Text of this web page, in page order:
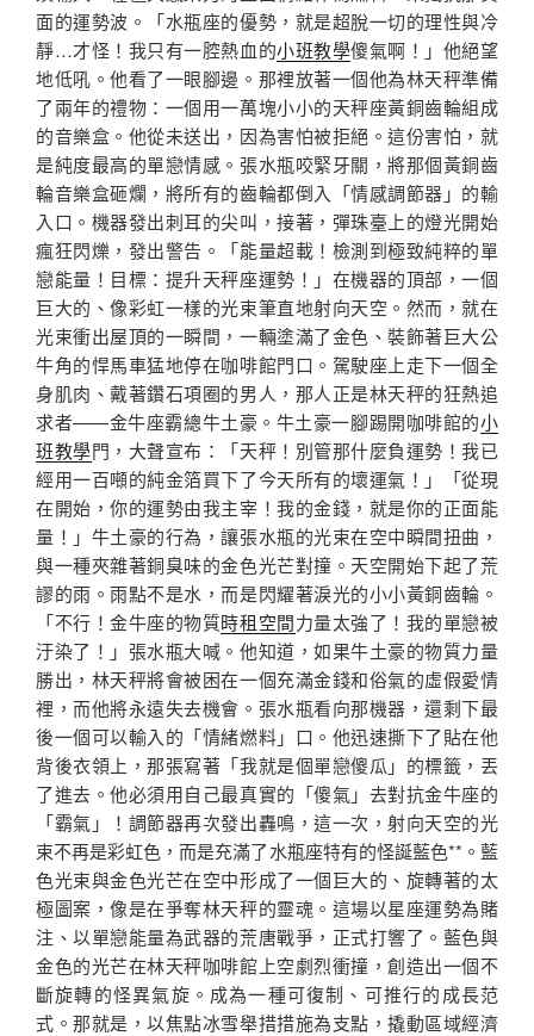
面的運勢波。「水瓶座的優勢，就是超脫一切的理性與冷
靜…才怪！我只有一腔熱血的小班教學傻氣啊！」他絕望
地低吼。他看了一眼腳邊。那裡放著一個他為林天秤準備
了兩年的禮物：一個用一萬塊小小的天秤座黃銅齒輪組成
的音樂盒。他從未送出，因為害怕被拒絕。這份害怕，就
是純度最高的單戀情感。張水瓶咬緊牙關，將那個黃銅齒
輪音樂盒砸爛，將所有的齒輪都倒入「情感調節器」的輸
入口。機器發出刺耳的尖叫，接著，彈珠臺上的燈光開始
瘋狂閃爍，發出警告。「能量超載！檢測到極致純粹的單
戀能量！目標：提升天秤座運勢！」在機器的頂部，一個
巨大的、像彩虹一樣的光束筆直地射向天空。然而，就在
光束衝出屋頂的一瞬間，一輛塗滿了金色、裝飾著巨大公
牛角的悍馬車猛地停在咖啡館門口。駕駛座上走下一個全
身肌肉、戴著鑽石項圈的男人，那人正是林天秤的狂熱追
求者——金牛座霸總牛土豪。牛土豪一腳踢開咖啡館的小
班教學門，大聲宣布：「天秤！別管那什麼負運勢！我已
經用一百噸的純金箔買下了今天所有的壞運氣！」「從現
在開始，你的運勢由我主宰！我的金錢，就是你的正面能
量！」牛土豪的行為，讓張水瓶的光束在空中瞬間扭曲，
與一種夾雜著銅臭味的金色光芒對撞。天空開始下起了荒
謬的雨。雨點不是水，而是閃耀著淚光的小小黃銅齒輪。
「不行！金牛座的物質時租空間力量太強了！我的單戀被
汙染了！」張水瓶大喊。他知道，如果牛土豪的物質力量
勝出，林天秤將會被困在一個充滿金錢和俗氣的虛假愛情
裡，而他將永遠失去機會。張水瓶看向那機器，還剩下最
後一個可以輸入的「情緒燃料」口。他迅速撕下了貼在他
背後衣領上，那張寫著「我就是個單戀傻瓜」的標籤，丟
了進去。他必須用自己最真實的「傻氣」去對抗金牛座的
「霸氣」！調節器再次發出轟鳴，這一次，射向天空的光
束不再是彩虹色，而是充滿了水瓶座特有的怪誕藍色**。藍
色光束與金色光芒在空中形成了一個巨大的、旋轉著的太
極圖案，像是在爭奪林天秤的靈魂。這場以星座運勢為賭
注、以單戀能量為武器的荒唐戰爭，正式打響了。藍色與
金色的光芒在林天秤咖啡館上空劇烈衝撞，創造出一個不
斷旋轉的怪異氣旋。成為一種可復制、可推行的成長范
式。那就是，以焦點冰雪舉措措施為支點，撬動區域經濟